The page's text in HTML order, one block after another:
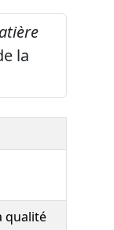
la
qualité